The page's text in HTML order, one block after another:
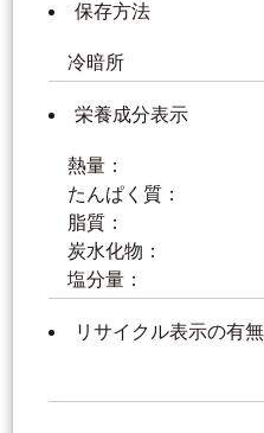
保存方法
冷暗所
栄養成分表示
熱量：
たんぱく質：
脂質：
炭水化物：
塩分量：
リサイクル表示の有無